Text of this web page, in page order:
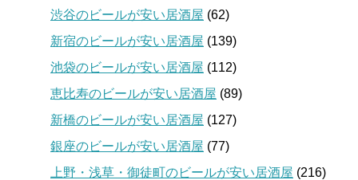
渋谷のビールが安い居酒屋 (62)
新宿のビールが安い居酒屋 (139)
池袋のビールが安い居酒屋 (112)
恵比寿のビールが安い居酒屋 (89)
新橋のビールが安い居酒屋 (127)
銀座のビールが安い居酒屋 (77)
上野・浅草・御徒町のビールが安い居酒屋 (216)